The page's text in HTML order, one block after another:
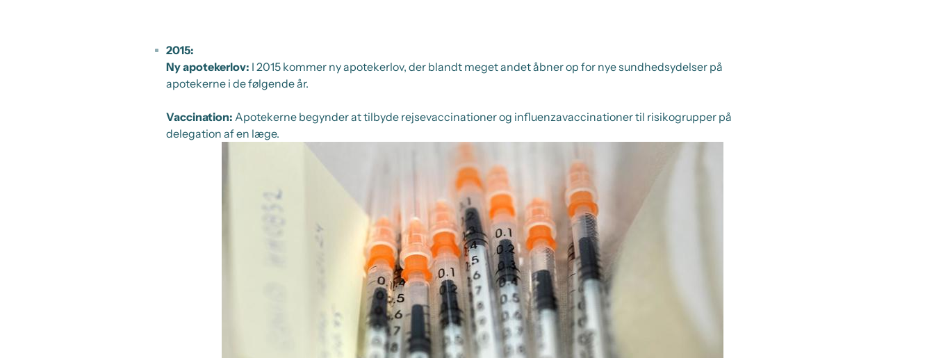
2015:
Ny apotekerlov: I 2015 kommer ny apotekerlov, der blandt meget andet åbner op for nye sundhedsydelser på
apotekerne i de følgende år.
Vaccination: Apotekerne begynder at tilbyde rejsevaccinationer og influenzavaccinationer til risikogrupper på
delegation af en læge.